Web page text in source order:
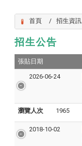
首頁 招生資訊
招生公告
張貼日期
2026-06-24
瀏覽人次 1965
2018-10-02